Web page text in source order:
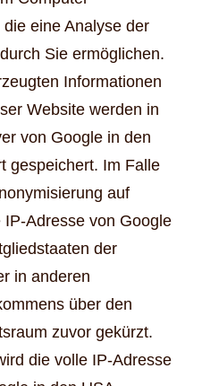
eine Analyse der
Sie ermöglichen.
Informationen
Website werden in
von Google in den
gespeichert. Im Falle
auf
Adresse von Google
der
in anderen
über den
zuvor gekürzt.
die volle IP-Adresse